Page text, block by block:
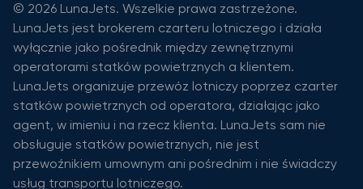
© 2026 LunaJets. Wszelkie prawa zastrzeżone.
LunaJets jest brokerem czarteru lotniczego i działa
wyłącznie jako pośrednik między zewnętrznymi
operatorami statków powietrznych a klientem.
LunaJets organizuje przewóz lotniczy poprzez czarter
statków powietrznych od operatora, działając jako
agent, w imieniu i na rzecz klienta. LunaJets sam nie
obsługuje statków powietrznych, nie jest
przewoźnikiem umownym ani pośrednim i nie świadczy
usług transportu lotniczego.